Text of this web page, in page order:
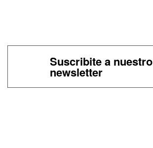
Suscribite a nuestro
newsletter